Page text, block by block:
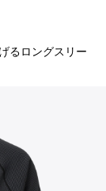
るロングスリー